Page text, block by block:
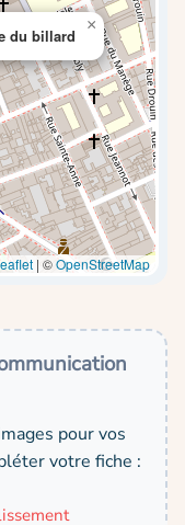
du billard
×
| ©OpenStreetMap
pour vos
votre fiche :